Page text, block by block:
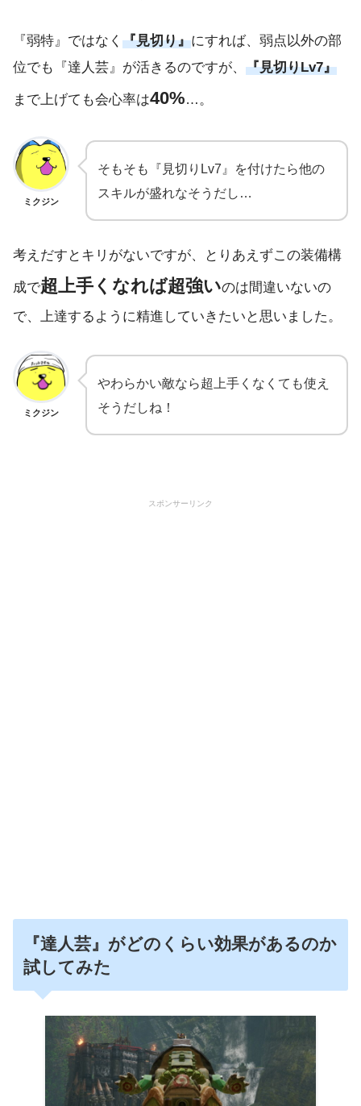
『弱特』ではなく 『見切り』にすれば、弱点以外の部
位でも『達人芸』が活きるのですが、 『見切りLv7』
まで上げても会心率は40%…。
ミクジン
そもそも『見切りLv7』を付けたら他の
スキルが盛れなそうだし…
考えだすとキリがないですが、とりあえずこの装備構
成で超上手くなれば超強いのは間違いないの
で、上達するように精進していきたいと思いました。
ミクジン
やわらかい敵なら超上手くなくても使え
そうだしね！
スポンサーリンク
『達人芸』がどのくらい効果があるのか
試してみた